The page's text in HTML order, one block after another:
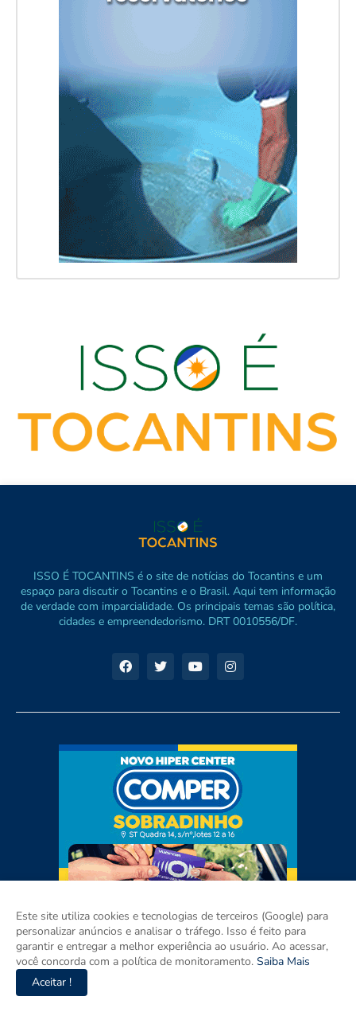
ISSO É TOCANTINS é o site de notícias do Tocantins e um
espaço para discutir o Tocantins e o Brasil. Aqui tem informação
de verdade com imparcialidade. Os principais temas são política,
cidades e empreendedorismo. DRT 0010556/DF.
Este site utiliza cookies e tecnologias de terceiros (Google) para
personalizar anúncios e analisar o tráfego. Isso é feito para
garantir e entregar a melhor experiência ao usuário. Ao acessar,
você concorda com a política de monitoramento. Saiba Mais
Aceitar !